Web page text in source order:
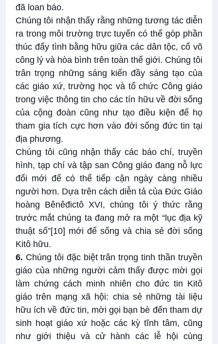
đã loan báo.
Chúng tôi nhận thấy rằng những tương tác diễn
ra trong môi trường trực tuyến có thể góp phần
thúc đẩy tình bằng hữu giữa các dân tộc, cổ võ
công lý và hòa bình trên toàn thế giới. Chúng tôi
trân trọng những sáng kiến đầy sáng tạo của
các giáo xứ, trường học và tổ chức Công giáo
trong việc thông tin cho các tín hữu về đời sống
của cộng đoàn cũng như tạo điều kiện để họ
tham gia tích cực hơn vào đời sống đức tin tại
địa phương.
Chúng tôi cũng nhận thấy các báo chí, truyền
hình, tạp chí và tập san Công giáo đang nỗ lực
đổi mới để có thể tiếp cận ngày càng nhiều
người hơn. Dựa trên cách diễn tả của Đức Giáo
hoàng Bênêđictô XVI, chúng tôi ý thức rằng
trước mắt chúng ta đang mở ra một “lục địa kỹ
thuật số”[10] mới để sống và chia sẻ đời sống
Kitô hữu.
6. Chúng tôi đặc biệt trân trọng tinh thần truyền
giáo của những người cảm thấy được mời gọi
làm chứng cách minh nhiên cho đức tin Kitô
giáo trên mạng xã hội: chia sẻ những tài liệu
hữu ích về đức tin, mời gọi bạn bè đến tham dự
sinh hoạt giáo xứ hoặc các kỳ tĩnh tâm, cũng
như giới thiệu và cử hành các lễ hội cùng